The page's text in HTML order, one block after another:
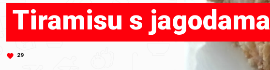
Tiramisu s jagodama
29